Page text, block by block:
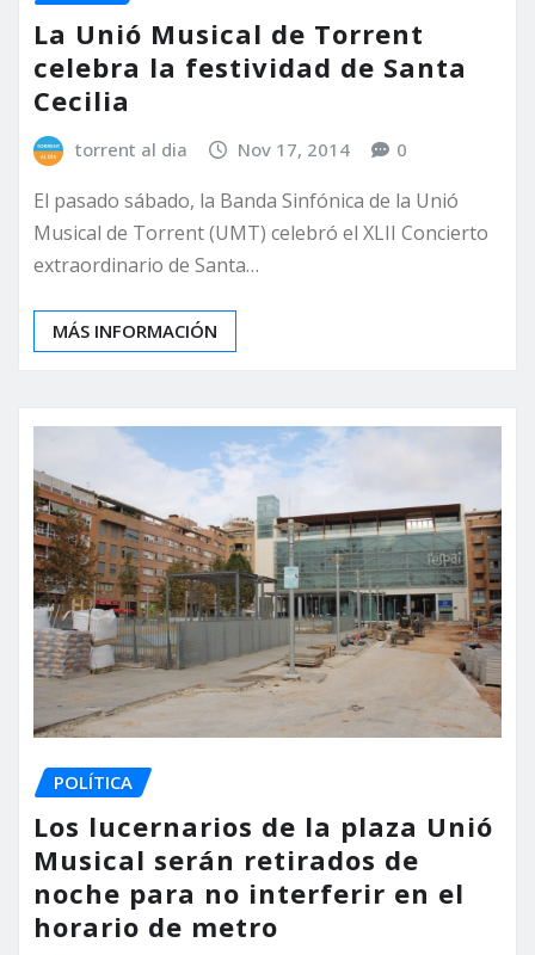
La Unió Musical de Torrent
celebra la festividad de Santa
Cecilia
torrent al dia Nov 17, 2014 0
El pasado sábado, la Banda Sinfónica de la Unió
Musical de Torrent (UMT) celebró el XLII Concierto
extraordinario de Santa…
MÁS INFORMACIÓN
POLÍTICA
Los lucernarios de la plaza Unió
Musical serán retirados de
noche para no interferir en el
horario de metro